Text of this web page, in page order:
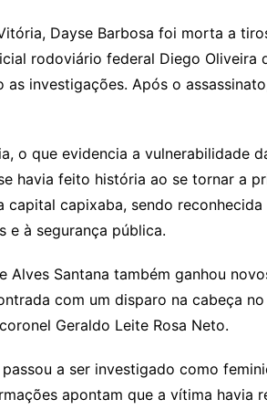
Dayse Barbosa foi morta a
rodoviário federal Diego Oliveira
investigações. Após o
o que evidencia a vulnerabilidade
havia feito história ao se tornar a
capixaba, sendo
e à segurança pública.
Alves Santana também ganhou
com um disparo na cabeça
Geraldo Leite Rosa Neto.
a ser investigado como
apontam que a vítima havia